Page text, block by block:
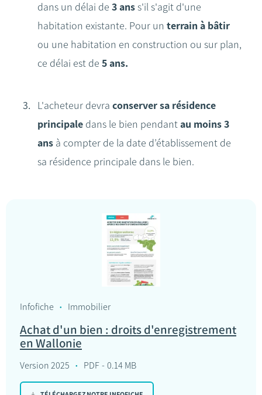
dans un délai de 3 anss'il s'agit d'une
habitation existante. Pour un terrain à bâtir
ou une habitation en construction ou sur plan,
ce délai est de 5 ans.
L'acheteur devra conserver sa résidence
principale dans le bien pendantau moins 3
ans à compter de la date d’établissement de
sa résidence principale dans le bien.
Infofiche Immobilier
Achat d'un bien : droits d'enregistrement
en Wallonie
Version 2025 PDF 0.14 MB